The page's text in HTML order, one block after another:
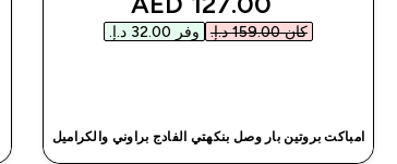
كان ‏159.00 د.إ.‏‎ وفر ‏32.00 د.إ.‏‎
امباكت بروتين بار وصل بنكهتي الفادج براوني والكراميل